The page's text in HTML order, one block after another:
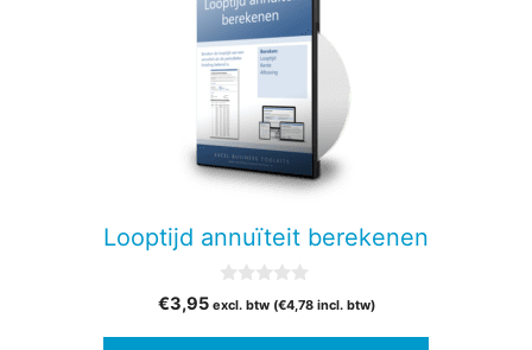
Looptijd annuïteit berekenen
v
€3,95 excl. btw (€4,78incl. btw)